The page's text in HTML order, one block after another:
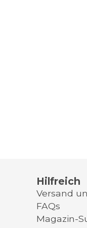
Hilfreich
Versand
FAQs
Magazin-